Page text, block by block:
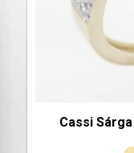
Cassi